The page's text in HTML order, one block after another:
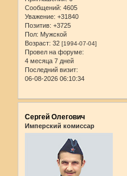
Сообщений: 4605
Уважение: +31840
Позитив: +3725
Пол: Мужской
Возраст: 32 [1994-07-04]
Провел на форуме:
4 месяца 7 дней
Последний визит:
06-08-2026 06:10:34
Сергей Олегович
Имперский комиссар